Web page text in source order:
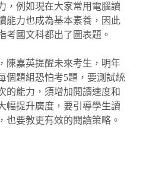
，例如現在大家常用電腦讀
能力也成為基本素養，因此
考國文科都出了圖表題。
陳嘉英提醒未來考生，明年
個題組恐怕考5題，要測試統
的能力，須增加閱讀速度和
幅提升廣度，要引導學生讀
也要教更有效的閱讀策略。